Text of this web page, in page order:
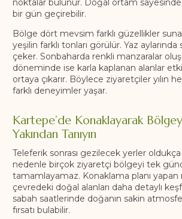
noktalar bulunur. Doğal ortam sayesinde
bir gün geçirebilir.
Bölge dört mevsim farklı güzellikler
yeşilin farklı tonları görülür. Yaz
çeker. Sonbaharda renkli manzaralar
döneminde ise karla kaplanan alanlar
ortaya çıkarır. Böylece ziyaretçiler yılın
farklı deneyimler yaşar.
Kartepe’de Konaklayarak
Yakından Tanıyın
Teleferik sonrası gezilecek yerler oldukça
nedenle birçok ziyaretçi bölgeyi tek
tamamlayamaz. Konaklama planı yapan
çevredeki doğal alanları daha detaylı
sabah saatlerinde doğanın sakin
fırsatı bulabilir.